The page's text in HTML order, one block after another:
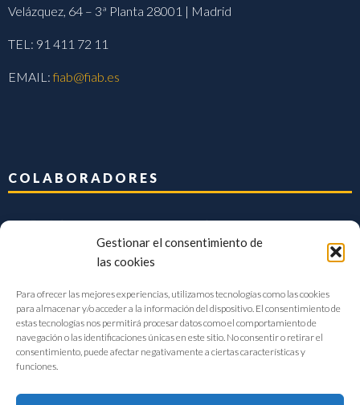
Gestionar el consentimiento de
las cookies
Para ofrecer las mejores experiencias, utilizamos tecnologías como las cookies
para almacenar y/o acceder a la información del dispositivo. El consentimiento de
estas tecnologías nos permitirá procesar datos como el comportamiento de
navegación o las identificaciones únicas en este sitio. No consentir o retirar el
consentimiento, puede afectar negativamente a ciertas características y
funciones.
Velázquez, 64 – 3ª Planta 28001 | Madrid
TEL: 91 411 72 11
EMAIL:fiab@fiab.es
COLABORADORES